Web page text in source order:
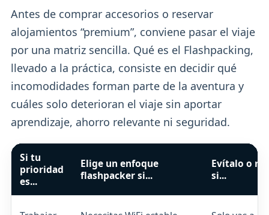
Antes de comprar accesorios o reservar
alojamientos “premium”, conviene pasar el viaje
por una matriz sencilla. Qué es el Flashpacking,
llevado a la práctica, consiste en decidir qué
incomodidades forman parte de la aventura y
cuáles solo deterioran el viaje sin aportar
aprendizaje, ahorro relevante ni seguridad.
Si tu
prioridad
es...
Elige un enfoque
flashpacker si...
Evítalo o
si...